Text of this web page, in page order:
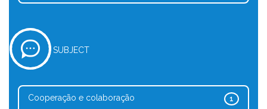
SUBJECT
1
Cooperação e colaboração